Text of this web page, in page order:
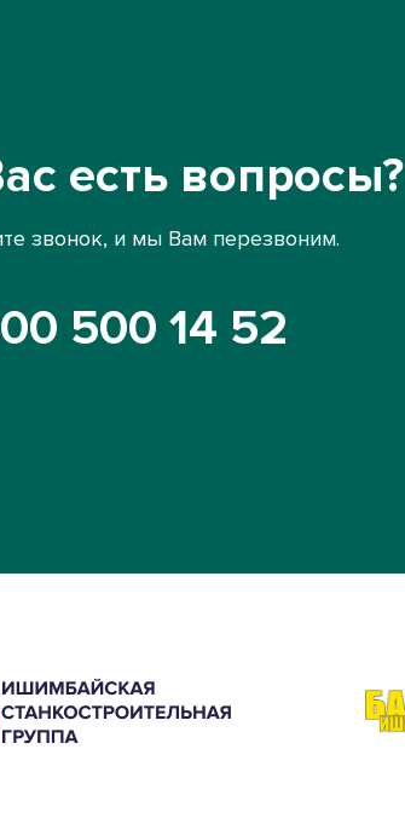
есть вопросы?
звонок, и мы Вам перезвоним.
500 14 52